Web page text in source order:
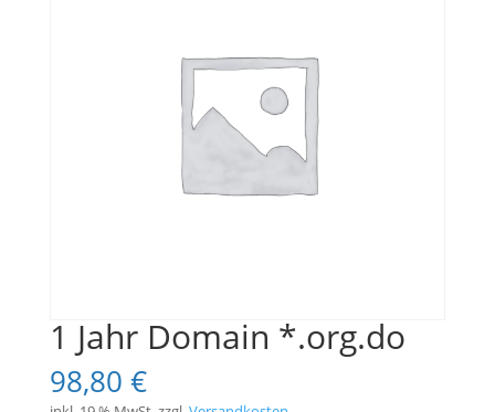
1 Jahr Domain *.org.do
98,80 €